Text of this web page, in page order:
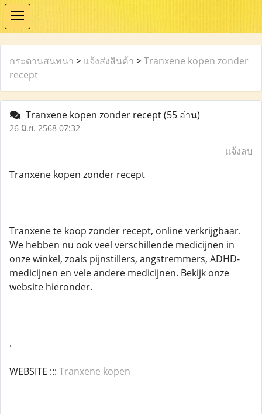
กระดานสนทนา > แจ้งส่งสินค้า >Tranxene kopen zonder
recept
Tranxene kopen zonder recept(55 อ่าน)
26 มิ.ย. 2568 07:32
แจ้งลบ
Tranxene kopen zonder recept
Tranxene te koop zonder recept, online verkrijgbaar.
We hebben nu ook veel verschillende medicijnen in
onze winkel, zoals pijnstillers, angstremmers, ADHD-
medicijnen en vele andere medicijnen. Bekijk onze
website hieronder.
.
WEBSITE ::: Tranxene kopen